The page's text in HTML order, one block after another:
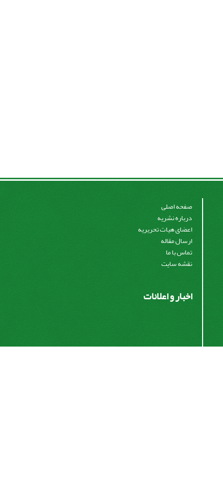
صفحه اصلی
درباره نشریه
اعضای هیات تحریریه
ارسال مقاله
تماس با ما
نقشه سایت
اخبار و اعلانات